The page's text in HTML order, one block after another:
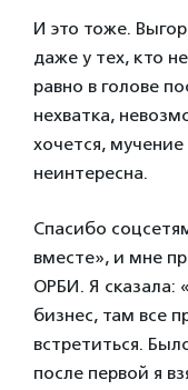
И это тоже.
даже у тех, кто
равно в голове
нехватка,
хочется,
неинтересна.
Спасибо
вместе», и мне
ОРБИ. Я сказала:
бизнес, там все
встретиться.
после первой я